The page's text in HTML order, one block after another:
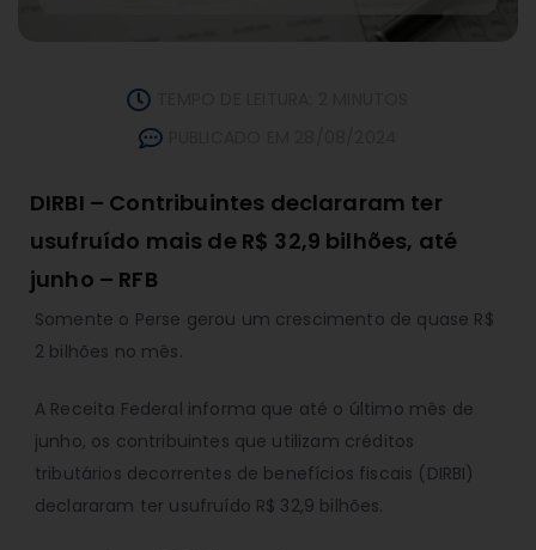
DIRBI – Contribuintes declararam ter
usufruído mais de R$ 32,9 bilhões, até
junho – RFB
Somente o Perse gerou um crescimento de quase R$
2 bilhões no mês.
A Receita Federal informa que até o último mês de
junho, os contribuintes que utilizam créditos
tributários decorrentes de benefícios fiscais (DIRBI)
declararam ter usufruído R$ 32,9 bilhões.